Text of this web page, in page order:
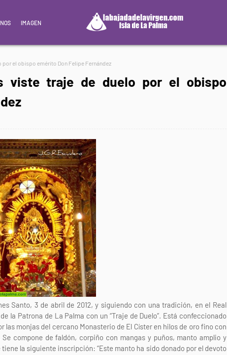
IMAGEN
por el obispo emérito Don Felipe Fernández
viste traje de duelo por el obispo
Santo, 3 de abril de 2012, y siguiendo con una tradición, en el Real
la Patrona de La Palma con un “Traje de Duelo”. Está confeccionado
las monjas del cercano Monasterio de El Císter en hilos de oro fino con
compone de faldón, corpiño con mangas y puños, manto amplio y
la siguiente inscripción: “Este manto ha sido donado por el devoto